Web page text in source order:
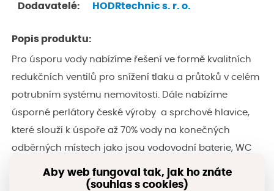
Dodavatelé: HODRtechnic s. r. o.
Popis produktu:
Pro úsporu vody nabízíme řešení ve formě kvalitních
redukčních ventilů pro snížení tlaku a průtoků v celém
potrubním systému nemovitosti. Dále nabízíme
úsporné perlátory české výroby a sprchové hlavice,
které slouží k úspoře až 70% vody na konečných
odběrných místech jako jsou vodovodní baterie, WC
nebo sprch. Úsporou vody se dosahuje i velkých úspor
na energiích spotřebovaných na ohřev teplé vody.
Aby web fungoval tak, jak ho znáte
(souhlas s cookies)